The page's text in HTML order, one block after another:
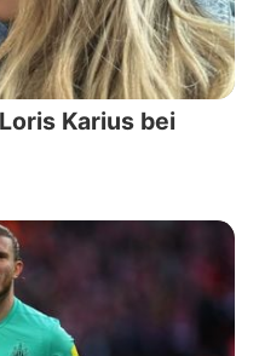
Karius bei